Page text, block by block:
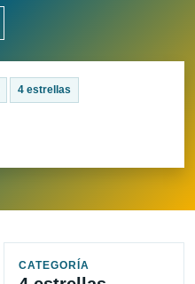
4 estrellas
CATEGORÍA